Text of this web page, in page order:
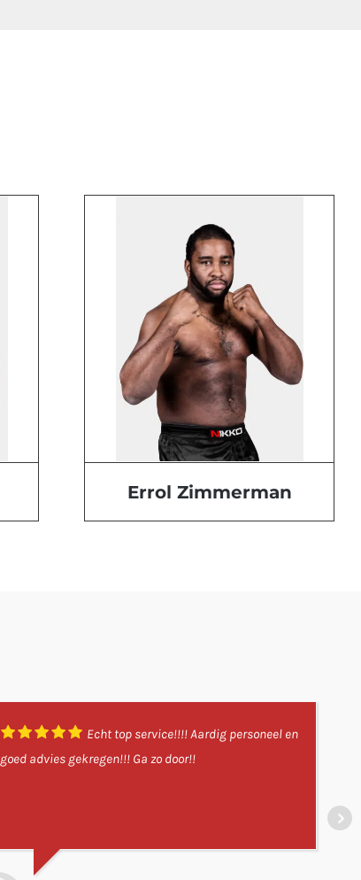
Errol Zimmerman
Echt top service!!!! Aardig personeel en
goed advies gekregen!!! Ga zo door!!